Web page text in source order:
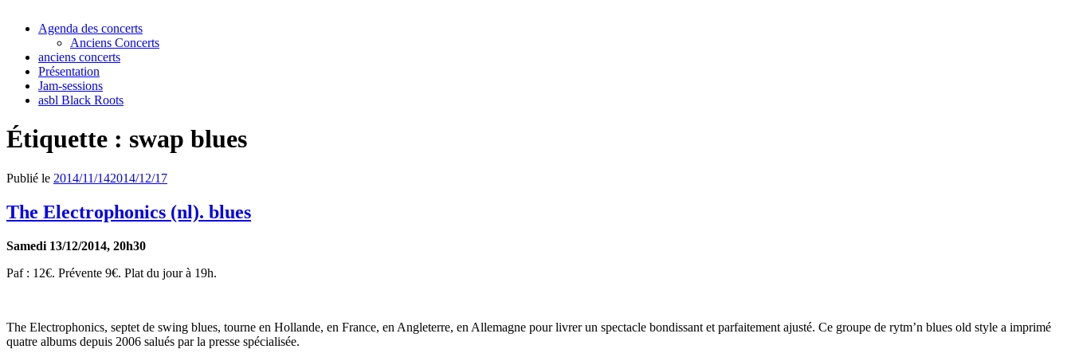
Agenda des concerts
Anciens Concerts
anciens concerts
Présentation
Jam-sessions
asbl Black Roots
Étiquette : swap blues
Publié le 2014/11/142014/12/17
The Electrophonics (nl). blues
Samedi 13/12/2014, 20h30
Paf : 12€. Prévente 9€. Plat du jour à 19h.
The Electrophonics, septet de swing blues, tourne en Hollande, en France, en Angleterre, en Allemagne pour livrer un spectacle bondissant et parfaitement ajusté. Ce groupe de rytm’n blues old style a imprimé
quatre albums depuis 2006 salués par la presse spécialisée.